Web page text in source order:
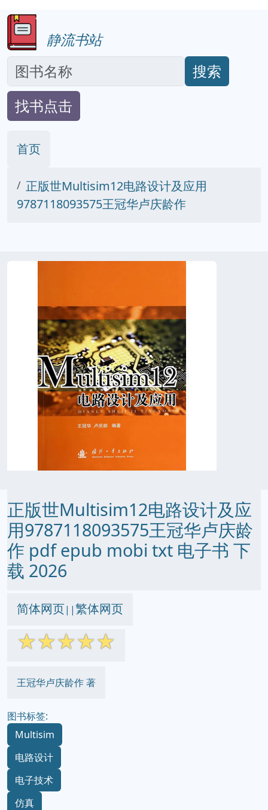
静流书站
搜索
找书点击
首页
正版世Multisim12电路设计及应用
9787118093575王冠华卢庆龄作
正版世Multisim12电路设计及应
用9787118093575王冠华卢庆龄
作 pdf epub mobi txt 电子书 下
载 2026
简体网页||繁体网页
☆☆☆☆☆
王冠华卢庆龄作 著
图书标签:
Multisim
电路设计
电子技术
仿真